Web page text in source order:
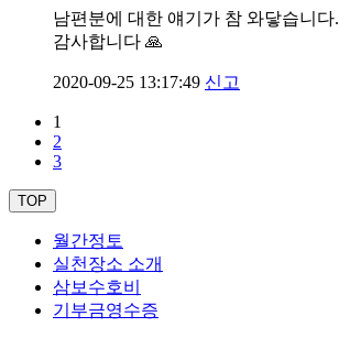
남편분에 대한 얘기가 참 와닿습니다.
감사합니다 🙏
2020-09-25 13:17:49 신고
1
2
3
TOP
월간정토
실천장소 소개
삼보수호비
기부금영수증